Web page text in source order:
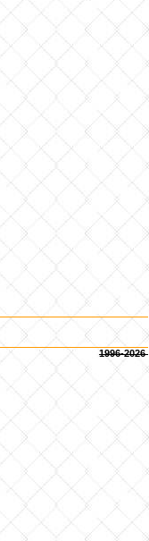
1996-2026